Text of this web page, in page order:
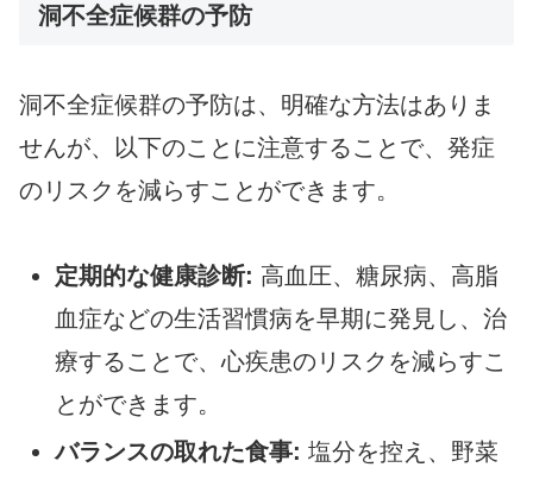
洞不全症候群の予防
洞不全症候群の予防は、明確な方法はありま
せんが、以下のことに注意することで、発症
のリスクを減らすことができます。
定期的な健康診断: 高血圧、糖尿病、高脂
血症などの生活習慣病を早期に発見し、治
療することで、心疾患のリスクを減らすこ
とができます。
バランスの取れた食事: 塩分を控え、野菜